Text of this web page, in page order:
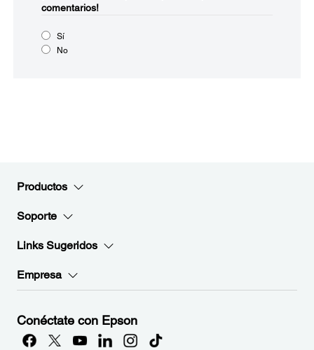
comentarios!
Sí
No
Productos
Soporte
Links Sugeridos
Empresa
Conéctate con Epson